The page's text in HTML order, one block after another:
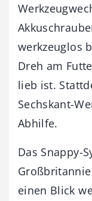
werkzeuglos
Dreh am
lieb ist.
Sechskant-
Abhilfe.
Das Snappy-
einen Blick